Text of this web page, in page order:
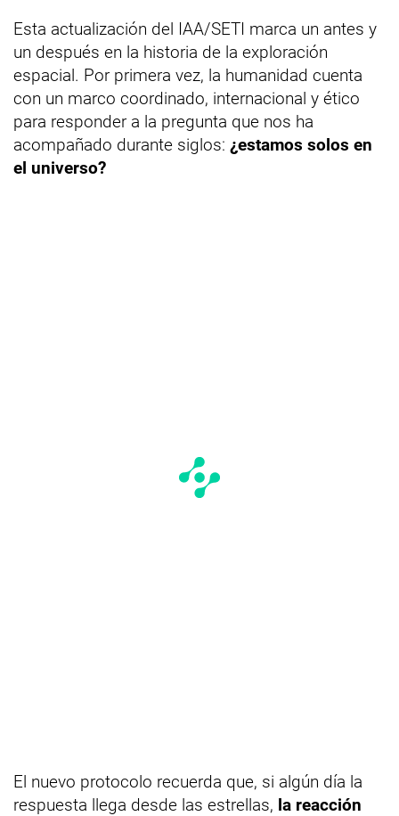
Esta actualización del IAA/SETI marca un antes y
un después en la historia de la exploración
espacial. Por primera vez, la humanidad cuenta
con un marco coordinado, internacional y ético
para responder a la pregunta que nos ha
acompañado durante siglos: ¿estamos solos en
el universo?
El nuevo protocolo recuerda que, si algún día la
respuesta llega desde las estrellas, la reacción